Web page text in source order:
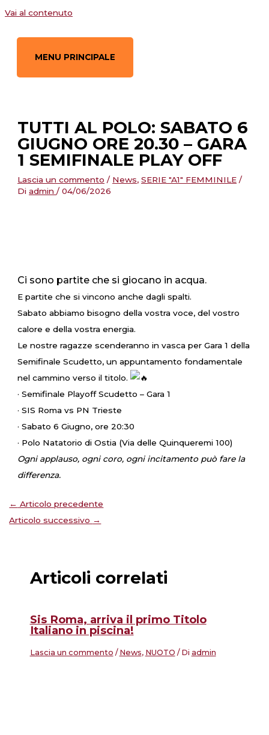
Vai al contenuto
MENU PRINCIPALE
TUTTI AL POLO: SABATO 6
GIUGNO ORE 20.30 – GARA
1 SEMIFINALE PLAY OFF
Lascia un commento / News,SERIE "A1" FEMMINILE /
Diadmin/04/06/2026
Ci sono partite che si giocano in acqua.
E partite che si vincono anche dagli spalti.
Sabato abbiamo bisogno della vostra voce, del vostro
calore e della vostra energia.
Le nostre ragazze scenderanno in vasca per Gara 1 della
Semifinale Scudetto, un appuntamento fondamentale
nel cammino verso il titolo.
· Semifinale Playoff Scudetto – Gara 1
· SIS Roma vs PN Trieste
· Sabato 6 Giugno, ore 20:30
· Polo Natatorio di Ostia (Via delle Quinqueremi 100)
Ogni applauso, ogni coro, ogni incitamento può fare la
differenza.
← Articolo precedente
Articolo successivo →
Articoli correlati
Sis Roma, arriva il primo Titolo
Italiano in piscina!
Lascia un commento / News, NUOTO / Di admin